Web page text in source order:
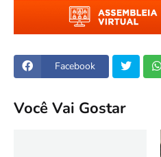
Facebook
Você Vai Gostar